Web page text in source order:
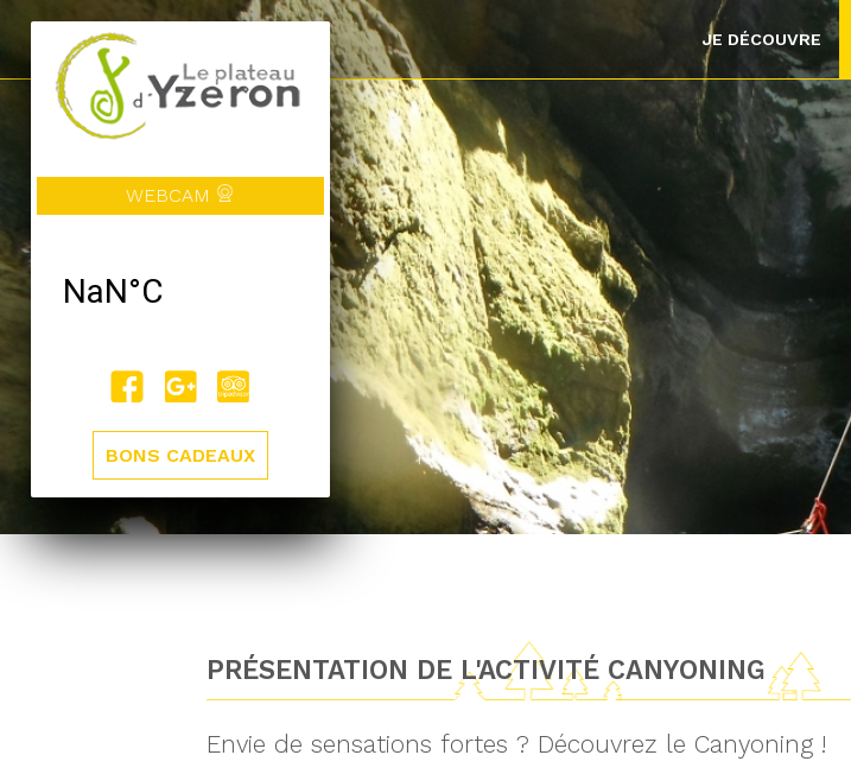
WEBCAM
BONS CADEAUX
JE DÉCOUVRE
PRÉSENTATION DE L'ACTIVITÉ CANYONING
Envie de sensations fortes ? Découvrez le Canyoning !